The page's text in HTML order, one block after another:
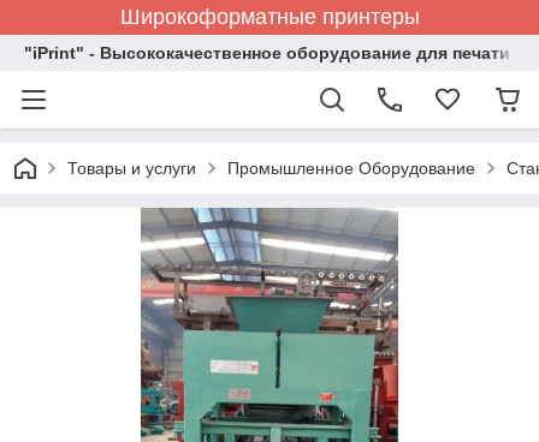
Широкоформатные принтеры
"iPrint" - Высококачественное оборудование для печати
Товары и услуги Промышленное Оборудование